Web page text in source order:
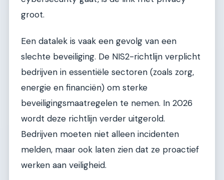
groot.
Een datalek is vaak een gevolg van een
slechte beveiliging. De NIS2-richtlijn verplicht
bedrijven in essentiële sectoren (zoals zorg,
energie en financiën) om sterke
beveiligingsmaatregelen te nemen. In 2026
wordt deze richtlijn verder uitgerold.
Bedrijven moeten niet alleen incidenten
melden, maar ook laten zien dat ze proactief
werken aan veiligheid.